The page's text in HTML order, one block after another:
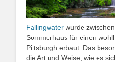
Fallingwater wurde
Sommerhaus für einen
Pittsburgh erbaut. Das
die Art und Weise, wie es